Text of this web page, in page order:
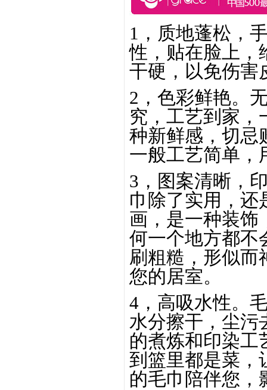
1，质地蓬松，
性，贴在脸上，
干硬，以免伤害
2，色彩鲜艳。
究，工艺到家，
种新鲜感，切忌
一般工艺简单，
3，图案清晰，
巾除了实用，还
画，是一种装饰
何一个地方都不
刷粗糙，形似而
您的居室。
4，高吸水性。
水分擦干，尘污
的煮炼和印染工
到篮里都是菜，
的毛巾陪伴您，